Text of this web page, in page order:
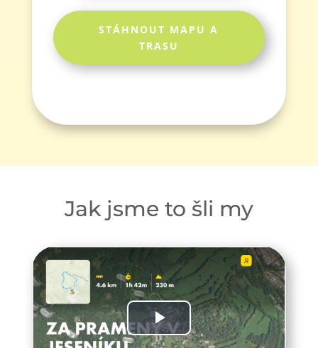
STÁHNOUT MAPU A
TRASU
Jak jsme to šli my